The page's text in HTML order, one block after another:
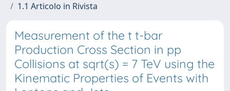
1.1 Articolo in Rivista
Measurement of the t t-bar
Production Cross Section in pp
Collisions at sqrt(s) = 7 TeV using the
Kinematic Properties of Events with